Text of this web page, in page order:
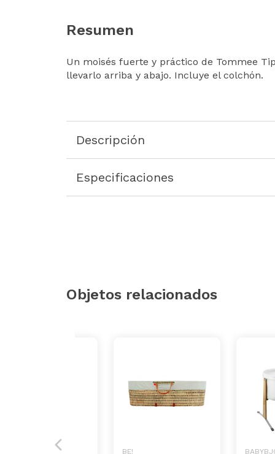
Resumen
Un moisés fuerte y práctico de Tommee
llevarlo arriba y abajo. Incluye el colchón.
Descripción
Especificaciones
Objetos relacionados
BE!